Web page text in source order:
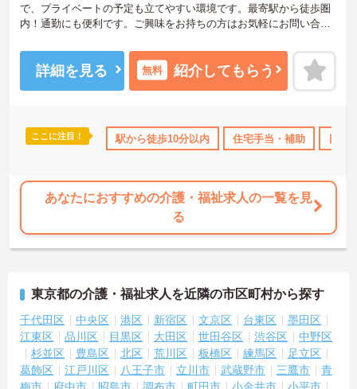
サポート 研修制度あり 産休･育休･介護休暇取得実績あり
で、プライベートの予定も立てやすい環境です。最寄駅から徒歩圏
内！通勤にも便利です。ご興味をお持ちの方はお気軽にお問い合わ
詳細を見る 無料 紹介してもらう
ここに注目！ 駅から徒歩10分以内 住宅手当・補助 日勤
あなたにおすすめの介護・福祉求人の一覧を見
る
東京都の介護・福祉求人を近隣の市区町村から探す
千代田区 中央区 港区 新宿区 文京区 台東区
墨田区
江東区
品川区 目黒区 大田区 世田谷区 渋谷区
中野区
杉並区
豊島区 北区 荒川区 板橋区 練馬区
足立区
葛飾区
江戸川区 八王子市 立川市 武蔵野市 三鷹市
青
梅市
府中市 昭島市 調布市 町田市 小金井市
小平市